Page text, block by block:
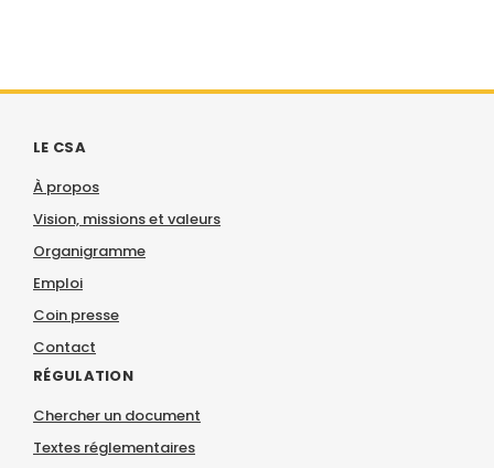
LE CSA
À propos
Vision, missions et valeurs
Organigramme
Emploi
Coin presse
Contact
RÉGULATION
Chercher un document
Textes réglementaires